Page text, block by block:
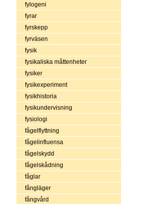
fylogeni
fyrar
fyrskepp
fyrväsen
fysik
fysikaliska måttenheter
fysiker
fysikexperiment
fysikhistoria
fysikundervisning
fysiologi
fågelflyttning
fågelinfluensa
fågelskydd
fågelskådning
fåglar
fångläger
fångvård